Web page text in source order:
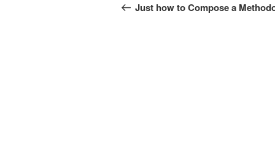
запись:
Just how to Compose a